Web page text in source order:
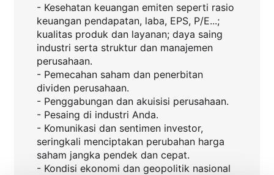
- Kesehatan keuangan emiten seperti rasio
keuangan pendapatan, laba, EPS, P/E...;
kualitas produk dan layanan; daya saing
industri serta struktur dan manajemen
perusahaan.
- Pemecahan saham dan penerbitan
dividen perusahaan.
- Penggabungan dan akuisisi perusahaan.
- Pesaing di industri Anda.
- Komunikasi dan sentimen investor,
seringkali menciptakan perubahan harga
saham jangka pendek dan cepat.
- Kondisi ekonomi dan geopolitik nasional